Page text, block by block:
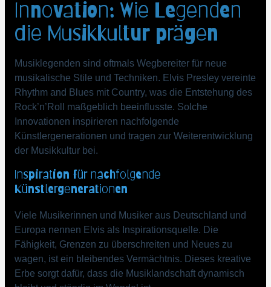
Innovation: Wie Legenden
die Musikkultur prägen
Musiklegenden sind oftmals Wegbereiter für neue
musikalische Stile und Techniken. Elvis Presley vereinte
Rhythm and Blues mit Country, was die Entstehung des
Rock’n’Roll maßgeblich beeinflusste. Solche
Innovationen inspirieren nachfolgende
Künstlergenerationen und tragen zur Weiterentwicklung
der Musikkultur bei.
Inspiration für nachfolgende
Künstlergenerationen
Viele Musikerinnen und Musiker aus Deutschland und
Europa nennen Elvis als Inspirationsquelle. Die
Fähigkeit, Grenzen zu überschreiten und Neues zu
wagen, ist ein bleibendes Vermächtnis. Dieses kreative
Erbe sorgt dafür, dass die Musiklandschaft dynamisch